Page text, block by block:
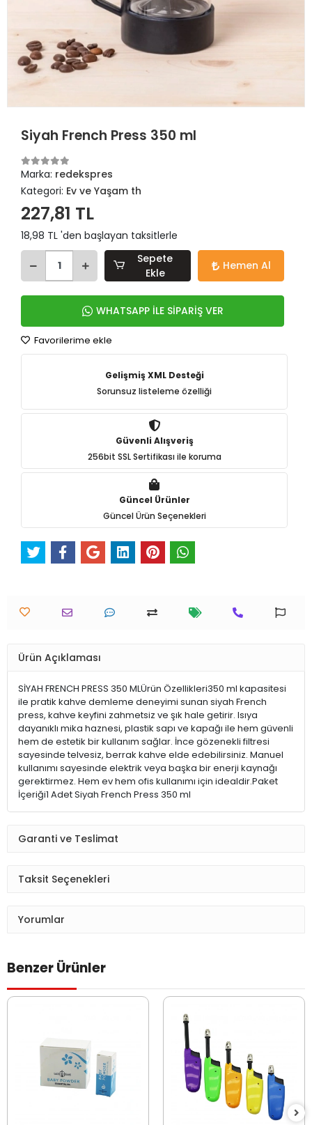
Siyah French Press 350 ml
Marka: redekspres
Kategori: Ev ve Yaşam th
227,81 TL
18,98 TL 'den başlayan taksitlerle
Sepete
Ekle
Hemen Al
WHATSAPP İLE SİPARİŞ VER
Favorilerime ekle
Gelişmiş XML Desteği
Sorunsuz listeleme özelliği
Güvenli Alışveriş
256bit SSL Sertifikası ile koruma
Güncel Ürünler
Güncel Ürün Seçenekleri
Ürün Açıklaması
SİYAH FRENCH PRESS 350 MLÜrün Özellikleri350 ml kapasitesi
ile pratik kahve demleme deneyimi sunan siyah French
press, kahve keyfini zahmetsiz ve şık hale getirir. Isıya
dayanıklı mika haznesi, plastik sapı ve kapağı ile hem güvenli
hem de estetik bir kullanım sağlar. İnce gözenekli filtresi
sayesinde telvesiz, berrak kahve elde edebilirsiniz. Manuel
kullanımı sayesinde elektrik veya başka bir enerji kaynağı
gerektirmez. Hem ev hem ofis kullanımı için idealdir.Paket
İçeriği1 Adet Siyah French Press 350 ml
Garanti ve Teslimat
Taksit Seçenekleri
Yorumlar
Benzer Ürünler